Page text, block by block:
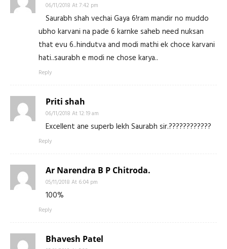
06/11/2018 At 7:42 pm
Saurabh shah vechai Gaya 6!ram mandir no muddo
ubho karvani na pade 6 karnke saheb need nuksan
that evu 6..hindutva and modi mathi ek choce karvani
hati..saurabh e modi ne chose karya..
Reply
Priti shah
06/11/2018 At 12:19 am
Excellent ane superb lekh Saurabh sir.????????????
Reply
Ar Narendra B P Chitroda.
05/11/2018 At 6:04 pm
100%
Reply
Bhavesh Patel